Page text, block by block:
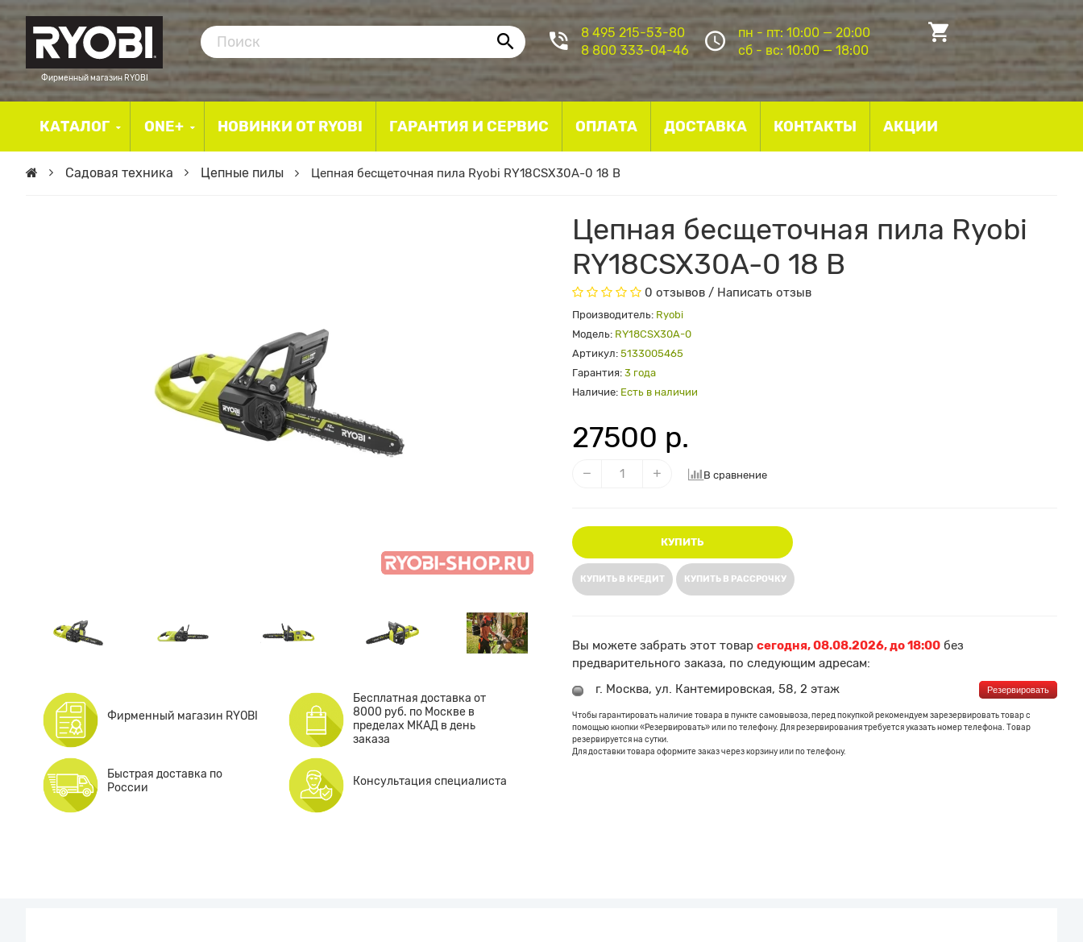
Фирменный магазин RYOBI
8 495 215-53-80
8 800 333-04-46
пн - пт: 10:00 — 20:00
сб - вс: 10:00 — 18:00
КАТАЛОГ ONE+ НОВИНКИ ОТ RYOBI ГАРАНТИЯ И СЕРВИС ОПЛАТА ДОСТАВКА КОНТАКТЫ АКЦИИ
Садовая техника Цепные пилы Цепная бесщеточная пила Ryobi RY18CSX30A-0 18 В
Фирменный магазин RYOBI
Бесплатная доставка от
8000 руб. по Москве в
пределах МКАД в день
заказа
Быстрая доставка по
России
Консультация специалиста
Цепная бесщеточная пила Ryobi
RY18CSX30A-0 18 В
0 отзывов / Написать отзыв
Производитель: Ryobi
Модель: RY18CSX30A-0
Артикул: 5133005465
Гарантия: 3 года
Наличие: Есть в наличии
27500 р.
В сравнение
КУПИТЬ
КУПИТЬ В КРЕДИТ КУПИТЬ В РАССРОЧКУ
Вы можете забрать этот товар сегодня, 08.08.2026, до 18:00 без
предварительного заказа, по следующим адресам:
г. Москва, ул. Кантемировская, 58, 2 этаж
Резервировать
Чтобы гарантировать наличие товара в пункте самовывоза, перед покупкой рекомендуем зарезервировать товар с
помощью кнопки «Резервировать» или по телефону. Для резервирования требуется указать номер телефона. Товар
резервируется на сутки.
Для доставки товара оформите заказ через корзину или по телефону.